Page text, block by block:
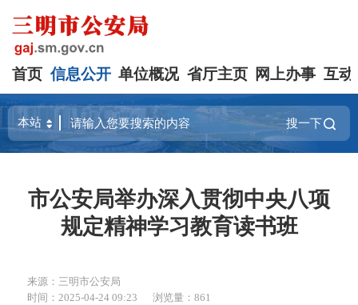
首页 信息公开 单位概况 省厅主页 网上办事 互动
搜一下
市公安局举办深入贯彻中央八项
规定精神学习教育读书班
来源：三明市公安局
时间：2025-04-24 09:23
浏览量：861